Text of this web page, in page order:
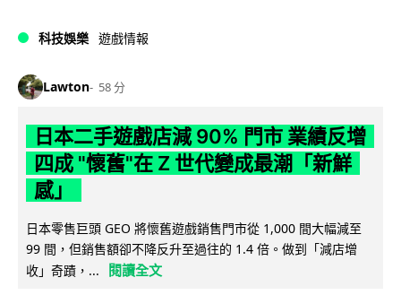
科技娛樂 遊戲情報
Lawton 58 分
日本二手遊戲店減 90% 門市 業績反增
四成 "懷舊"在 Z 世代變成最潮「新鮮
感」
日本零售巨頭 GEO 將懷舊遊戲銷售門市從 1,000 間大幅減至
99 間，但銷售額卻不降反升至過往的 1.4 倍。做到「減店增
收」奇蹟，...
閱讀全文